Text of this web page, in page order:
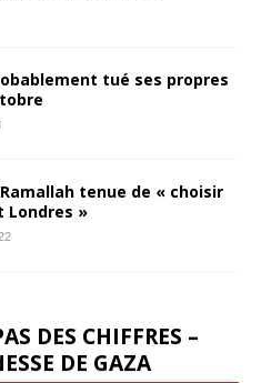
tué ses propres
tenue de « choisir
Londres »
DES CHIFFRES –
DE GAZA